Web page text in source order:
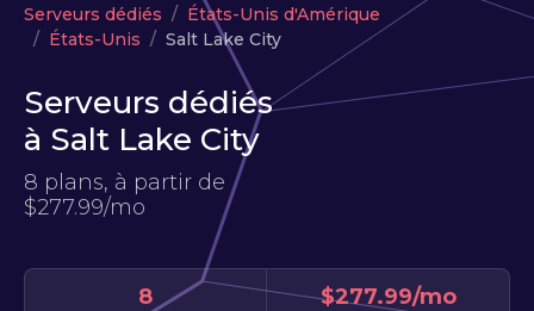
VPS
Serveurs dédiés
MON ESPACE
Serveurs dédiés
États-Unis d'Amérique
États-Unis
Salt Lake City
Serveurs dédiés
à Salt Lake City
8 plans, à partir de
$277.99/mo
8 $277.99/mo